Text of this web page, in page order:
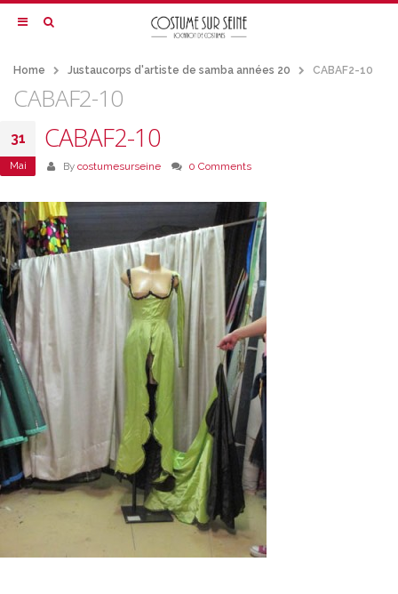
Home Justaucorps d'artiste de samba années 20 CABAF2-10
CABAF2-10
31
Mai
CABAF2-10
By costumesurseine 0 Comments